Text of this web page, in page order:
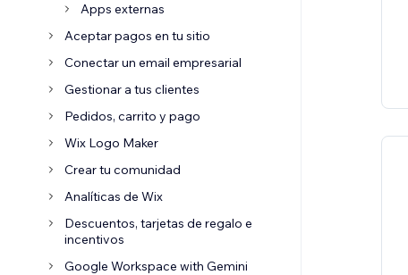
Apps externas
Aceptar pagos en tu sitio
Conectar un email empresarial
Gestionar a tus clientes
Pedidos, carrito y pago
Wix Logo Maker
Crear tu comunidad
Analíticas de Wix
Descuentos, tarjetas de regalo e
incentivos
Google Workspace with Gemini